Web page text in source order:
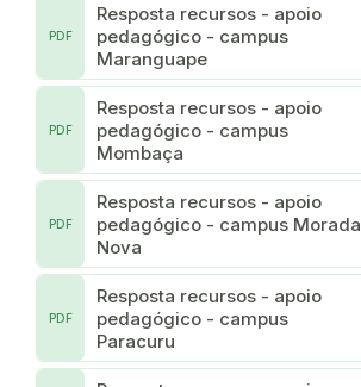
Resposta recursos - apoio
pedagógico - campus
Maranguape
PDF
Resposta recursos - apoio
pedagógico - campus
Mombaça
PDF
Resposta recursos - apoio
pedagógico - campus Morada
Nova
PDF
Resposta recursos - apoio
pedagógico - campus
Paracuru
PDF